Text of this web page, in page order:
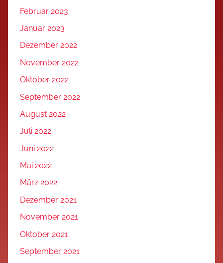
Februar 2023
Januar 2023
Dezember 2022
November 2022
Oktober 2022
September 2022
August 2022
Juli 2022
Juni 2022
Mai 2022
März 2022
Dezember 2021
November 2021
Oktober 2021
September 2021